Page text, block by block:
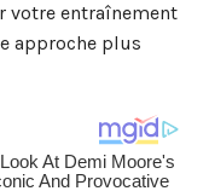
votre entraînement
approche plus